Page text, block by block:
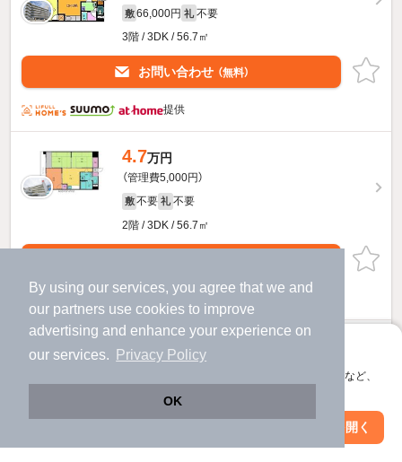
By using our services, you agree that we and
our partners use cookies to improve
advertising and enhance your experience on
our services.
Privacy Policy
OK
アプリに切り替えて、サクサクお部屋探し
会員登録なしですぐ使える。マップ検索やお気に入り保存など、
アプリを開く
敷 66,000円 礼 不要
3階 / 3DK / 56.7㎡
お問い合わせ （無料）
提供
4.7万円
（管理費5,000円）
敷 不要 礼 不要
2階 / 3DK / 56.7㎡
提供
第８４杉フラットビルのすべての部屋を見る
絞り込み条件を変更